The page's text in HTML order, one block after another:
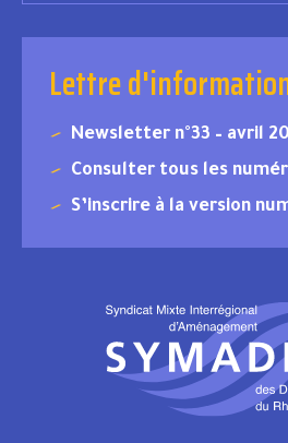
Lettre
Newsletter n°33 – avril
Consulter tous les
S’inscrire à la version